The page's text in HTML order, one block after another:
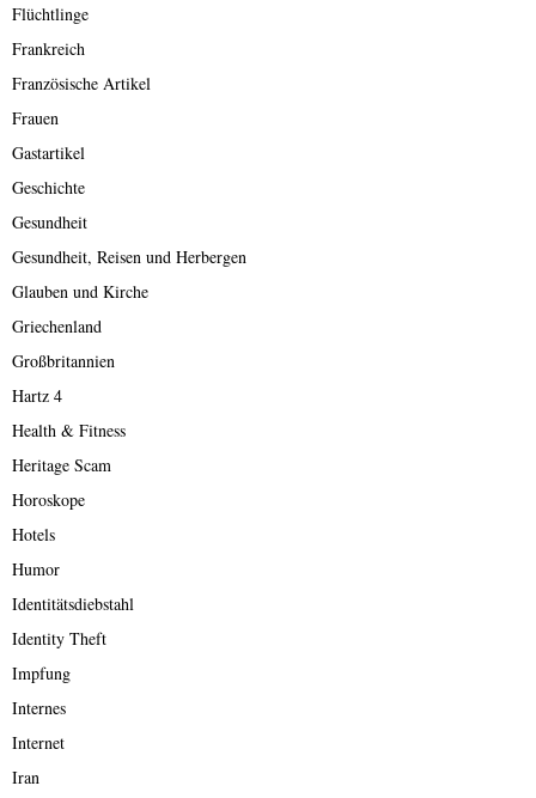
Flüchtlinge
Frankreich
Französische Artikel
Frauen
Gastartikel
Geschichte
Gesundheit
Gesundheit, Reisen und Herbergen
Glauben und Kirche
Griechenland
Großbritannien
Hartz 4
Health & Fitness
Heritage Scam
Horoskope
Hotels
Humor
Identitätsdiebstahl
Identity Theft
Impfung
Internes
Internet
Iran